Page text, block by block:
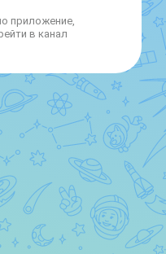
приложение,
в канал